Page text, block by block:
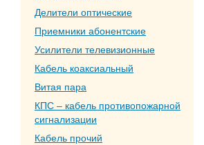
Делители оптические
Приемники абонентские
Усилители телевизионные
Кабель коаксиальный
Витая пара
КПС – кабель противопожарной
сигнализации
Кабель прочий